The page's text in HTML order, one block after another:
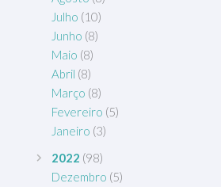
Julho (10)
Junho (8)
Maio (8)
Abril (8)
Março (8)
Fevereiro (5)
Janeiro (3)
2022 (98)
Dezembro (5)